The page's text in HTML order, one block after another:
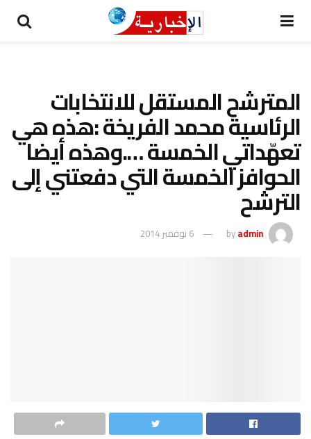
المترشح المستقل للانتخابات
الرئاسية محمد الفريخة :هذه هي
تعهّداتي الخمسة ….وهذه أيضا
الحوافز الخمسة التي دفعتني إلى
الترشح
byadmin 6 نوفمبر 2014